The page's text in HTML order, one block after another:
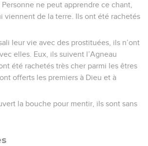
ne peut apprendre ce chant,
viennent de la terre. Ils ont été rachetés
leur vie avec des prostituées, ils n’ont
elles. Eux, ils suivent l’Agneau
été rachetés très cher parmi les êtres
offerts les premiers à Dieu et à
la bouche pour mentir, ils sont sans